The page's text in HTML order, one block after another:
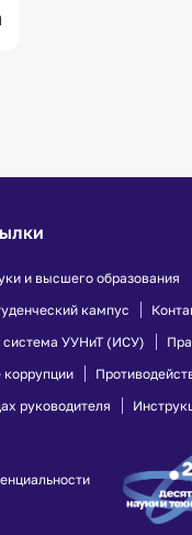
и высшего образования
кампус
УУНиТ (ИСУ)
коррупции
руководителя